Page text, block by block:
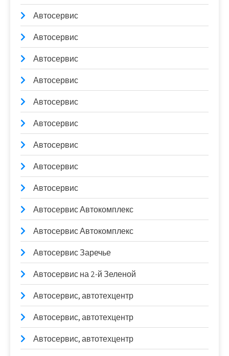
Автосервис
Автосервис
Автосервис
Автосервис
Автосервис
Автосервис
Автосервис
Автосервис
Автосервис
Автосервис Автокомплекс
Автосервис Автокомплекс
Автосервис Заречье
Автосервис на 2-й Зеленой
Автосервис, автотехцентр
Автосервис, автотехцентр
Автосервис, автотехцентр